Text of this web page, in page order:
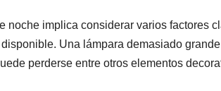
noche implica considerar varios factores
Una lámpara demasiado
perderse entre otros elementos